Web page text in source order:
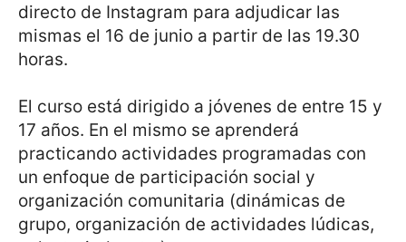
directo de Instagram para adjudicar las
mismas el 16 de junio a partir de las 19.30
horas.
El curso está dirigido a jóvenes de entre 15 y
17 años. En el mismo se aprenderá
practicando actividades programadas con
un enfoque de participación social y
organización comunitaria (dinámicas de
grupo, organización de actividades lúdicas,